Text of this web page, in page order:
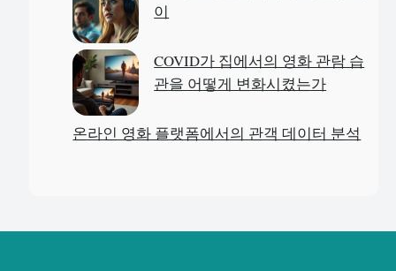
이
COVID가 집에서의 영화 관람 습
관을 어떻게 변화시켰는가
온라인 영화 플랫폼에서의 관객 데이터 분석